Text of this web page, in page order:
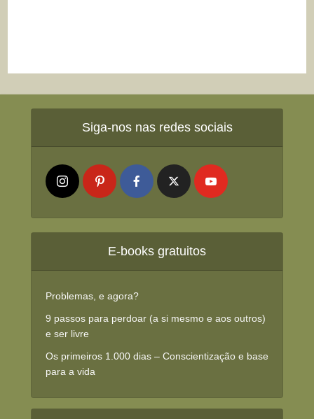
Siga-nos nas redes sociais
E-books gratuitos
Problemas, e agora?
9 passos para perdoar (a si mesmo e aos outros)
e ser livre
Os primeiros 1.000 dias – Conscientização e base
para a vida